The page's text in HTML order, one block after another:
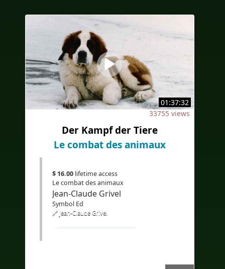
01:37:32
33755 views
Der Kampf der Tiere
Le combat des animaux
$ 16.00 lifetime access
Le combat des animaux
Jean-Claude Grivel
Symbol Ed
🔗 Jean-Claude Grivel